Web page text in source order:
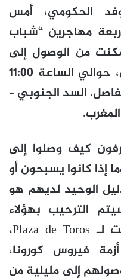
الحكومي، أمس
مهاجرين “شباب
من الوصول إلى
مليلية ليلة الأربعاء الماضي، حوالي الساعة 11:00
السد الجنوبي –
كيف وصلوا إلى
إذا كانوا يسبحون أو
الوحيد لديهم هو
الترحيب بهؤلاء
الأشخاص في المركز المؤقت لـ Plaza de Toros،
فيروس كورونا،
إلى مليلية من